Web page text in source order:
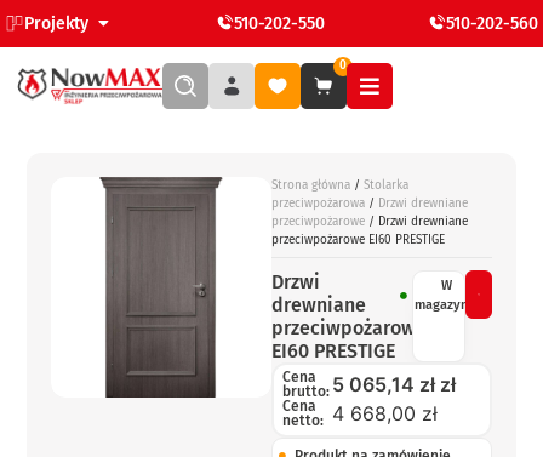
Projekty 510-202-550 510-202-560
0
Strona główna / Stolarka
przeciwpożarowa / Drzwi drewniane
przeciwpożarowe / Drzwi drewniane
przeciwpożarowe EI60 PRESTIGE
Drzwi
drewniane
przeciwpożarowe
EI60 PRESTIGE
W
magazynie
Cena
brutto: 5 065,14 złzł
Cena
netto: 4 668,00 zł